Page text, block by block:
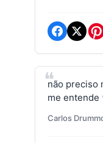
não preciso
me entende
Carlos